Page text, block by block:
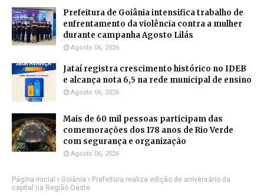
Prefeitura de Goiânia intensifica trabalho de
enfrentamento da violência contra a mulher
durante campanha Agosto Lilás
Agosto 06, 2026
Jataí registra crescimento histórico no IDEB
e alcança nota 6,5 na rede municipal de ensino
Agosto 06, 2026
Mais de 60 mil pessoas participam das
comemorações dos 178 anos de Rio Verde
com segurança e organização
Agosto 06, 2026
Página inicial Goiânia
Prefeitura realiza edição de aniversário da
capital na Região Oeste